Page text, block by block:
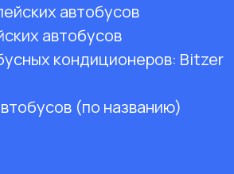
автобусов
автобусов
кондиционеров: Bitzer
(по названию)